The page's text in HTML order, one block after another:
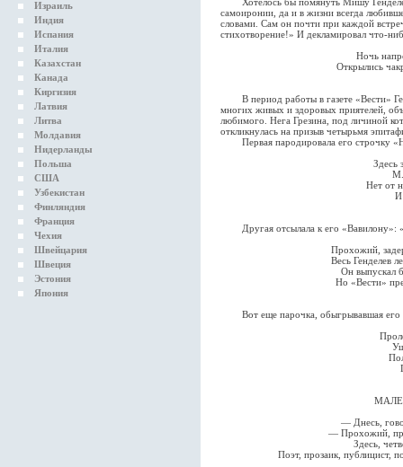
Израиль
Индия
Испания
Италия
Казахстан
Канада
Киргизия
Латвия
Литва
Молдавия
Нидерланды
Польша
США
Узбекистан
Финляндия
Франция
Чехия
Швейцария
Швеция
Эстония
Япония
самоиронии, да и в жизни всегда
словами. Сам он почти при каждой
стихотворение!» И декламировал что-
Ночь
Открылись
В период работы в газете «Вести»
многих живых и здоровых приятелей,
любимого. Нега Грезина, под личиной
откликнулась на призыв четырьмя
Первая пародировала его строчку
Здесь
М.
Нет от
И
Другая отсылала к его «Вавилону»:
Прохожий,
Весь Генделев
Он выпускал
Но «Вести»
Вот еще парочка, обыгрывавшая его
— Днесь,
— Прохожий,
Здесь,
Поэт, прозаик, публицист,